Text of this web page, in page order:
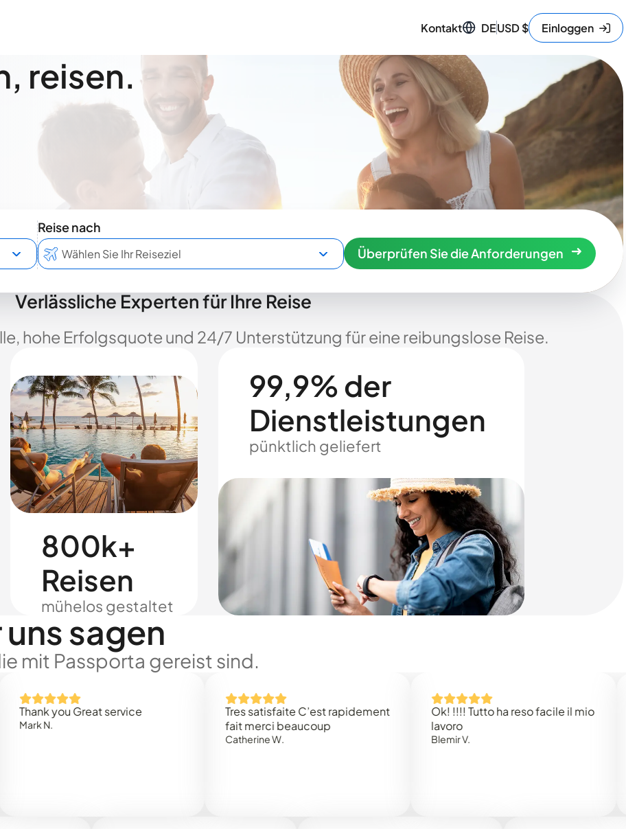
Kontakt DEUSD$ Einloggen
reisen.
Reise nach
Überprüfen Sie die Anforderungen
Verlässliche Experten für Ihre Reise
hohe Erfolgsquote und 24/7 Unterstützung für eine reibungslose Reise.
800k+
Reisen
mühelos gestaltet
99,9% der
Dienstleistungen
pünktlich geliefert
sagen
mit Passporta gereist sind.
you Great service
Tres satisfaite C’est rapidement
fait merci beaucoup
Catherine W.
Ok! !!!! Tutto ha reso facile il mio